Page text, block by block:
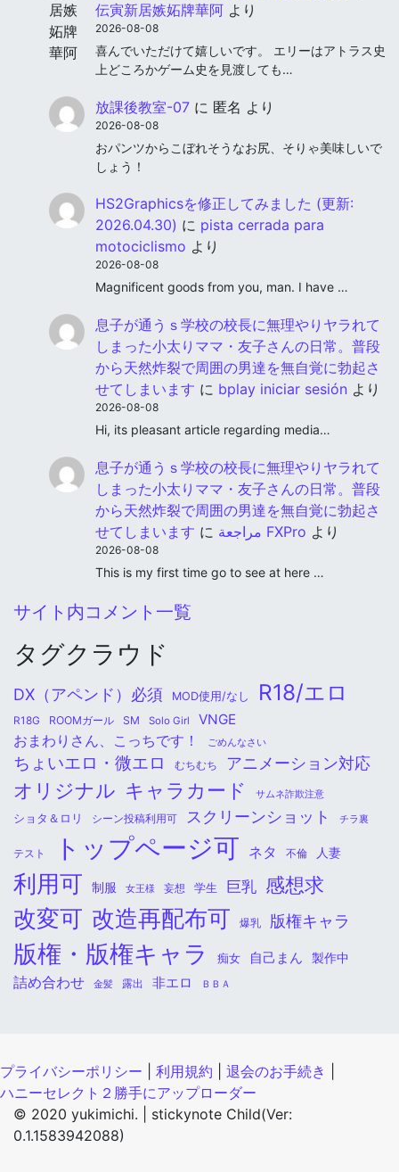
伝寅新居嫉妬牌華阿 より
2026-08-08
喜んでいただけて嬉しいです。 エリーはアトラス史
上どころかゲーム史を見渡しても…
放課後教室-07 に 匿名 より
2026-08-08
おパンツからこぼれそうなお尻、そりゃ美味しいで
しょう！
HS2Graphicsを修正してみました (更新:
2026.04.30) に pista cerrada para
motociclismo より
2026-08-08
Magnificent goods from you, man. I have …
息子が通うｓ学校の校長に無理やりヤラれて
しまった小太りママ・友子さんの日常。普段
から天然炸裂で周囲の男達を無自覚に勃起さ
せてしまいます に bplay iniciar sesión より
2026-08-08
Hi, its pleasant article regarding media…
息子が通うｓ学校の校長に無理やりヤラれて
しまった小太りママ・友子さんの日常。普段
から天然炸裂で周囲の男達を無自覚に勃起さ
せてしまいます に مراجعة FXPro より
2026-08-08
This is my first time go to see at here …
サイト内コメント一覧
タグクラウド
DX（アペンド）必須 MOD使用/なし R18/エロ
R18G ROOMガール SM Solo Girl VNGE
おまわりさん、こっちです！ ごめんなさい
ちょいエロ・微エロ むちむち アニメーション対応
オリジナル キャラカード サムネ詐欺注意
ショタ＆ロリ シーン投稿利用可 スクリーンショット チラ裏
テスト トップページ可 ネタ 不倫 人妻
利用可 制服 女王様 妄想 学生 巨乳 感想求
改変可 改造再配布可 爆乳 版権キャラ
版権・版権キャラ 痴女 自己まん 製作中
詰め合わせ 金髪 露出 非エロ ＢＢＡ
プライバシーポリシー 利用規約 退会のお手続き
ハニーセレクト２勝手にアップローダー
© 2020 yukimichi. | stickynote Child(Ver:
0.1.1583942088)